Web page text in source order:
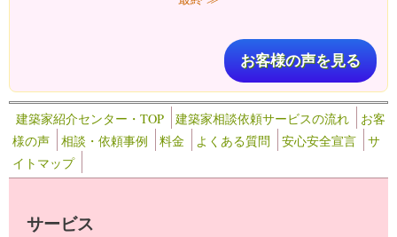
お客様の声を見る
建築家紹介センター・TOP 建築家相談依頼サービスの流れ
お客
様の声
相談・依頼事例 料金 よくある質問 安心安全宣言
サ
イトマップ
サービス